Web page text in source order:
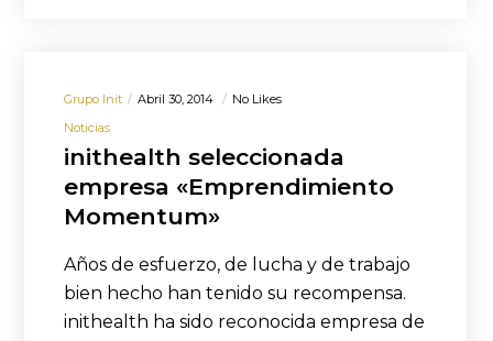
Grupo Init Abril 30, 2014
No Likes
Noticias
inithealth seleccionada
empresa «Emprendimiento
Momentum»
Años de esfuerzo, de lucha y de trabajo
bien hecho han tenido su recompensa.
inithealth ha sido reconocida empresa de